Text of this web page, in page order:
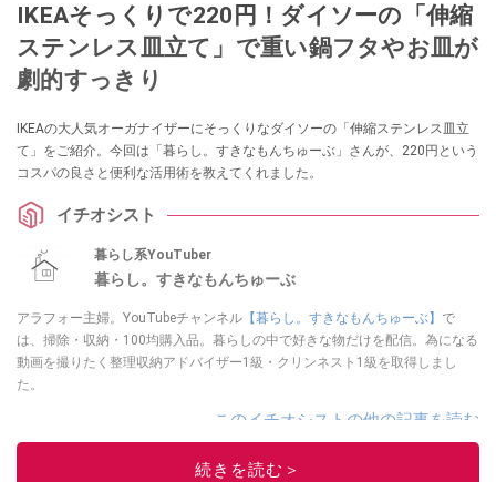
IKEAそっくりで220円！ダイソーの「伸縮
ステンレス皿立て」で重い鍋フタやお皿が
劇的すっきり
IKEAの大人気オーガナイザーにそっくりなダイソーの「伸縮ステンレス皿立
て」をご紹介。今回は「暮らし。すきなもんちゅーぶ」さんが、220円という
コスパの良さと便利な活用術を教えてくれました。
イチオシスト
暮らし系YouTuber
暮らし。すきなもんちゅーぶ
アラフォー主婦。YouTubeチャンネル 【暮らし。すきなもんちゅーぶ】 で
は、掃除・収納・100均購入品。暮らしの中で好きな物だけを配信。為になる
動画を撮りたく整理収納アドバイザー1級・クリンネスト1級を取得しまし
た。
このイチオシストの他の記事を読む
続きを読む＞